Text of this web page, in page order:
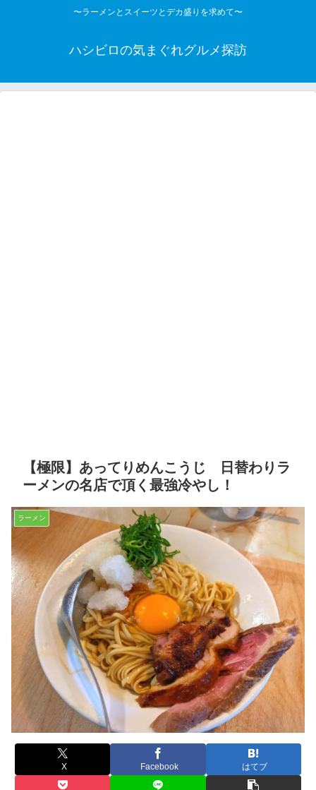
〜ラーメンとスイーツとデカ盛りを求めて〜
ハシビロの気まぐれグルメ探訪
【極限】あってりめんこうじ 日替わりラ
ーメンの名店で頂く最強冷やし！
ラーメン
X Facebook はてブ